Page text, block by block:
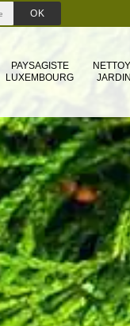
PAYSAGISTE
LUXEMBOURG